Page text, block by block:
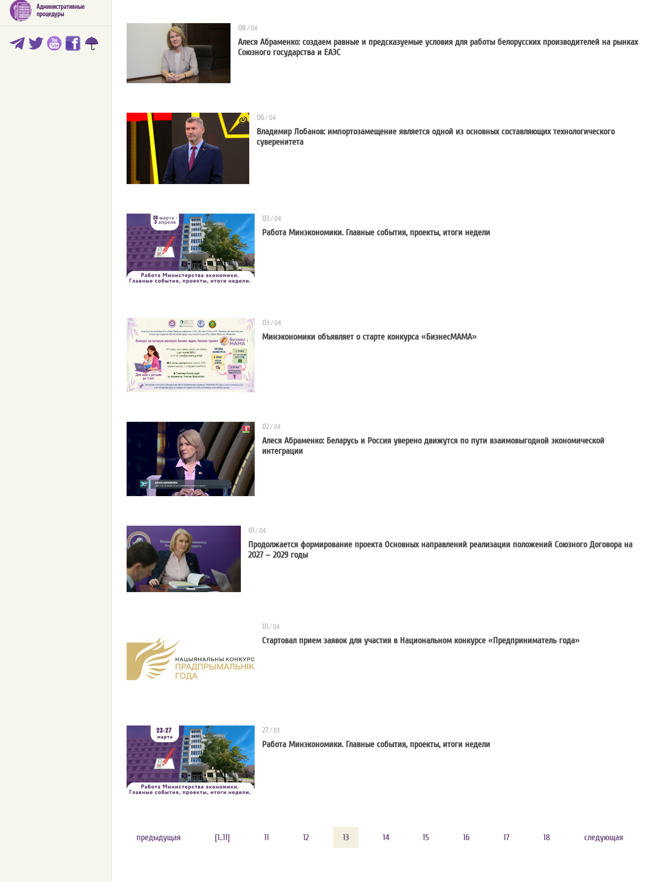
Административные
процедуры
08/ 04
Алеся Абраменко: создаем равные и предсказуемые условия для работы белорусских производителей на рынках
Союзного государства и ЕАЭС
06/ 04
Владимир Лобанов: импортозамещение является одной из основных составляющих технологического
суверенитета
03/ 04
Работа Минэкономики. Главные события, проекты, итоги недели
03/ 04
Минэкономики объявляет о старте конкурса «БизнесМАМА»
02/ 04
Алеся Абраменко: Беларусь и Россия уверено движутся по пути взаимовыгодной экономической
интеграции
01 / 04
Продолжается формирование проекта Основных направлений реализации положений Союзного Договора на
2027 – 2029 годы
01 / 04
Стартовал прием заявок для участия в Национальном конкурсе «Предприниматель года»
27/ 03
Работа Минэкономики. Главные события, проекты, итоги недели
предыдущая [1..11] 11 12 13 14 15 16 17 18 следующая